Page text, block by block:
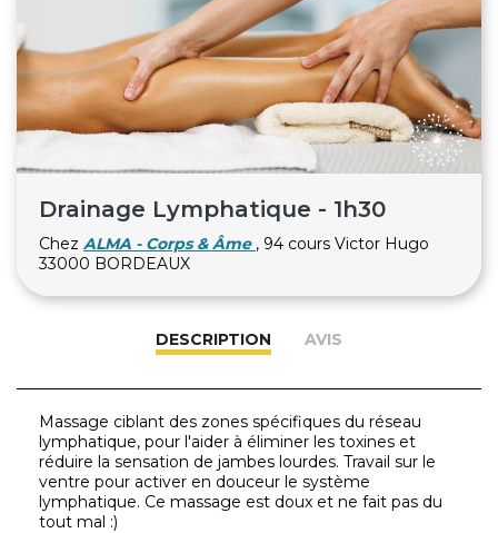
Drainage Lymphatique - 1h30
Chez ALMA - Corps & Âme , 94 cours Victor Hugo
33000 BORDEAUX
DESCRIPTION AVIS
Massage ciblant des zones spécifiques du réseau
lymphatique, pour l'aider à éliminer les toxines et
réduire la sensation de jambes lourdes. Travail sur le
ventre pour activer en douceur le système
lymphatique. Ce massage est doux et ne fait pas du
tout mal :)